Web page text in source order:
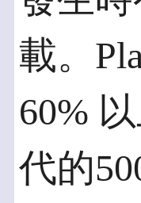
載。
60%
代的